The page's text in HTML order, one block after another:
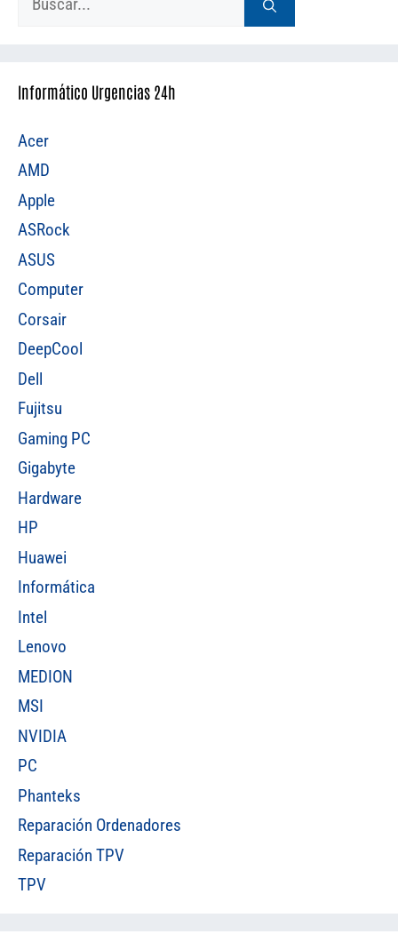
Informático Urgencias 24h
Acer
AMD
Apple
ASRock
ASUS
Computer
Corsair
DeepCool
Dell
Fujitsu
Gaming PC
Gigabyte
Hardware
HP
Huawei
Informática
Intel
Lenovo
MEDION
MSI
NVIDIA
PC
Phanteks
Reparación Ordenadores
Reparación TPV
TPV